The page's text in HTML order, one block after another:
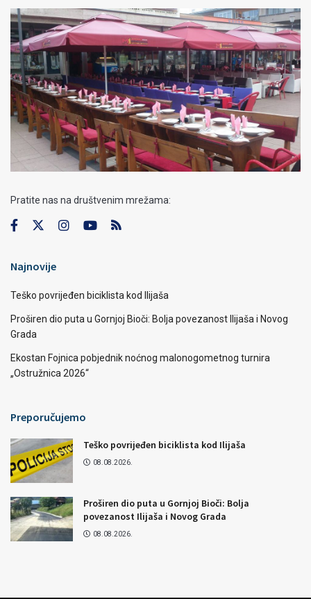
Pratite nas na društvenim mrežama:
Najnovije
Teško povrijeđen biciklista kod Ilijaša
Proširen dio puta u Gornjoj Bioči: Bolja povezanost Ilijaša i Novog
Grada
Ekostan Fojnica pobjednik noćnog malonogometnog turnira
„Ostružnica 2026“
Preporučujemo
Teško povrijeđen biciklista kod Ilijaša
08.08.2026.
Proširen dio puta u Gornjoj Bioči: Bolja
povezanost Ilijaša i Novog Grada
08.08.2026.